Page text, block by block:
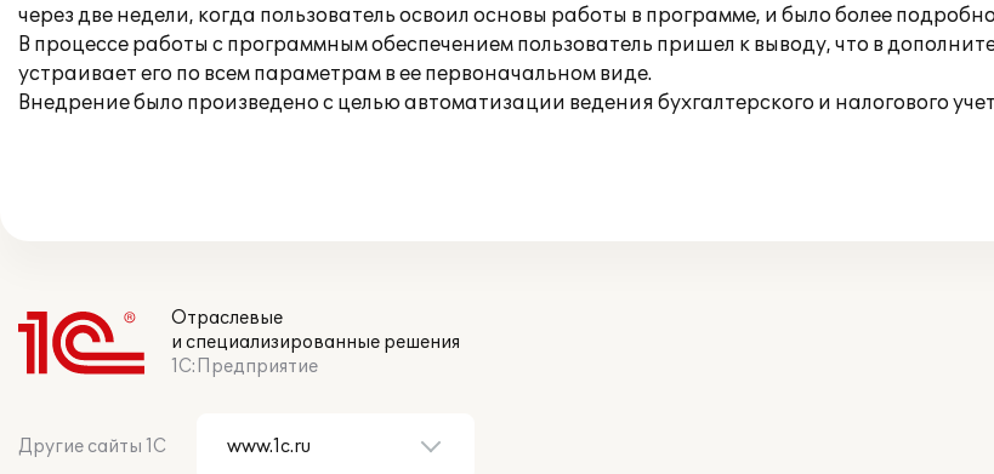
через две недели, когда пользователь освоил основы работы в программе, и было более
В процессе работы с программным обеспечением пользователь пришел к выводу, что в
устраивает его по всем параметрам в ее первоначальном виде.
Внедрение было произведено с целью автоматизации ведения бухгалтерского и налогового
Отраслевые
и специализированные решения
1С:Предприятие
Другие сайты 1С